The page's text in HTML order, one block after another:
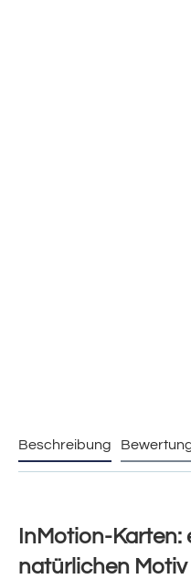
Beschreibung
InMotion-
natürlichen Motiv